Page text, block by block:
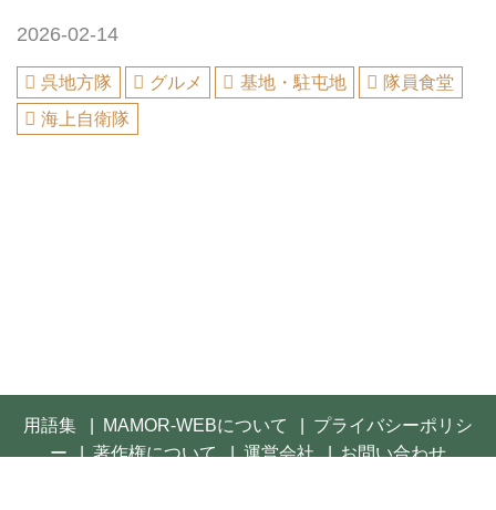
2026-02-14
呉地方隊 グルメ 基地・駐屯地
隊員食堂
海上自衛隊
用語集 MAMOR-WEBについて
プライバシーポリシ
ー
著作権について 運営会社
お問い合わせ